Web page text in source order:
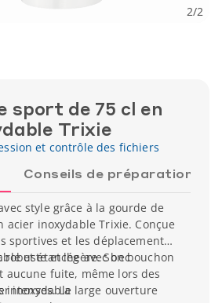
2/2
sport de 75 cl en
Trixie
et contrôle des fichiers
Conseils de préparation
style grâce à la gourde de
acier inoxydable Trixie. Conçue
sportives et les déplacements,
robuste et légère. Son bouchon
aucune fuite, même lors des
intenses. La large ouverture
et étanche avec bec
inoxydable